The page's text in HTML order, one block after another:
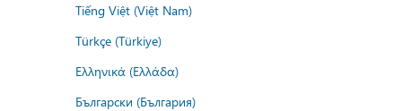
Tiếng Việt (Việt Nam)
Türkçe (Türkiye)
Ελληνικά (Ελλάδα)
Български (България)